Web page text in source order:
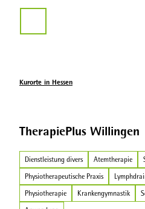
Kurorte in Hessen
TherapiePlus Willingen
Dienstleistung divers Atemtherapie
Physiotherapeutische Praxis
Physiotherapie
Krankengymnastik